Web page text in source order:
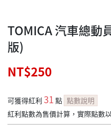
TOMICA 汽車總動
版)
NT$250
可獲得紅利 31 點 點數說明
紅利點數為售價計算，實際點數